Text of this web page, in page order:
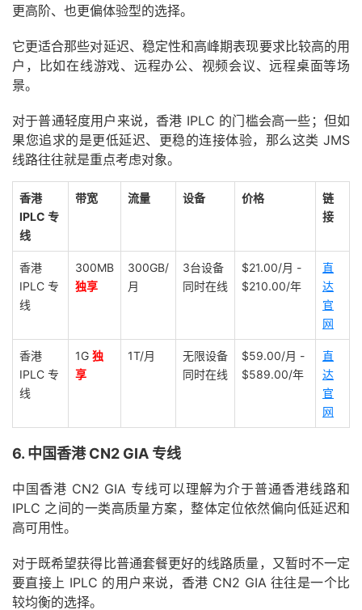
更高阶、也更偏体验型的选择。
它更适合那些对延迟、稳定性和高峰期表现要求比较高的用
户，比如在线游戏、远程办公、视频会议、远程桌面等场
景。
对于普通轻度用户来说，香港 IPLC 的门槛会高一些；但如
果您追求的是更低延迟、更稳的连接体验，那么这类 JMS
线路往往就是重点考虑对象。
香港
IPLC 专
线
带宽 流量 设备 价格
链
接
香港
IPLC 专
线
300MB
独享
300GB/
月
3台设备
同时在线
$21.00/月 -
$210.00/年
直
达
官
网
香港
IPLC 专
线
1G 独
享
1T/月
无限设备
同时在线
$59.00/月 -
$589.00/年
直
达
官
网
6. 中国香港 CN2 GIA 专线
中国香港 CN2 GIA 专线可以理解为介于普通香港线路和
IPLC 之间的一类高质量方案，整体定位依然偏向低延迟和
高可用性。
对于既希望获得比普通套餐更好的线路质量，又暂时不一定
要直接上 IPLC 的用户来说，香港 CN2 GIA 往往是一个比
较均衡的选择。